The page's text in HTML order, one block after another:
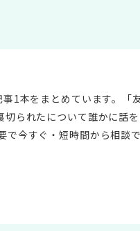
1本をまとめています。「
られたについて誰かに話
今すぐ・短時間から相談